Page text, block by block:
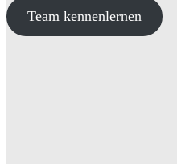
Team kennenlernen